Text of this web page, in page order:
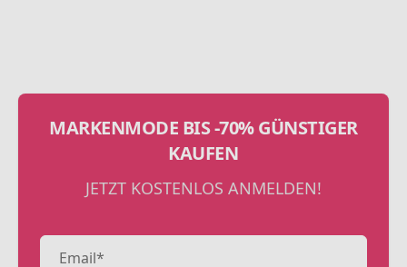
MARKENMODE BIS -70% GÜNSTIGER
KAUFEN
JETZT KOSTENLOS ANMELDEN!